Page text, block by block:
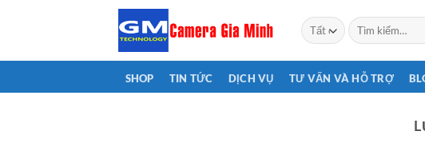
Tìm
kiếm:
SHOP TIN TỨC DỊCH VỤ TƯ VẤN VÀ HỖ TRỢ